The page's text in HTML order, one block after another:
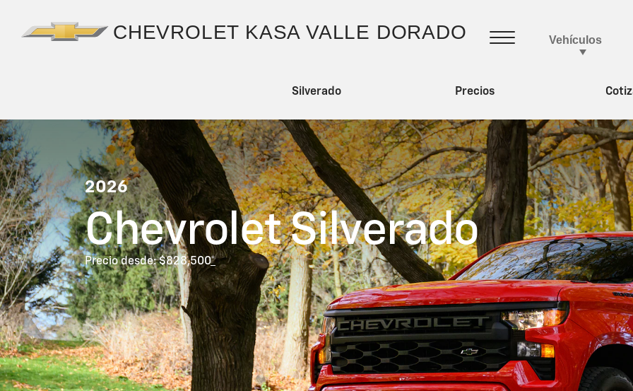
Silverado Precios
2026
Chevrolet Silverado
Precio desde: $828,500*